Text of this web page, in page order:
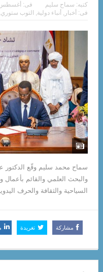
كتبه: سماح سليم فى: أغسطس 07,
فى: أخبار أنباء دولية التوب ستوري
سماح محمد سليم وقّع الدكتور
والبحث العلمي والقائم بأعمال
السياحية والثقافة والحرف
مشاركة تغريدة